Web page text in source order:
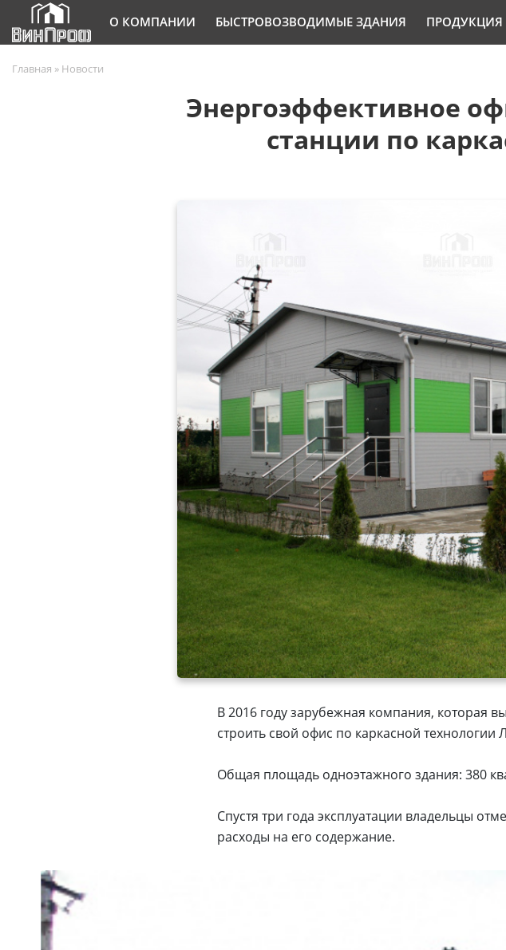
О КОМПАНИИ БЫСТРОВОЗВОДИМЫЕ ЗДАНИЯ ПРОДУКЦИЯ
Главная » Новости
Энергоэффективное
станции по
В 2016 году зарубежная компания, которая
строить свой офис по каркасной технологии
Общая площадь одноэтажного здания: 380
Спустя три года эксплуатации владельцы
расходы на его содержание.